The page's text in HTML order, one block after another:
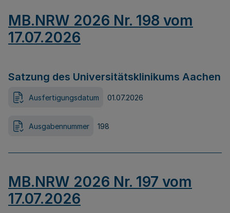
MB.NRW 2026 Nr. 198 vom
17.07.2026
Satzung des Universitätsklinikums Aachen
Ausfertigungsdatum 01.07.2026
Ausgabennummer 198
MB.NRW 2026 Nr. 197 vom
17.07.2026